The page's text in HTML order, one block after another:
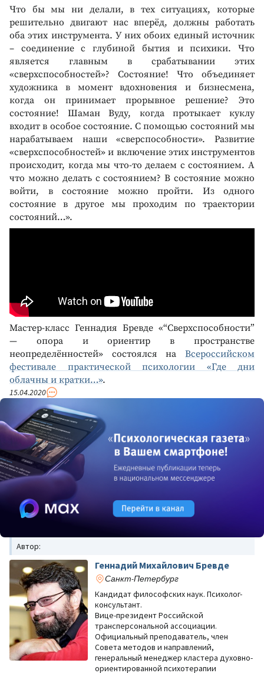
Что бы мы ни делали, в тех ситуациях, которые
решительно двигают нас вперёд, должны работать
оба этих инструмента. У них обоих единый источник
– соединение с глубиной бытия и психики. Что
является главным в срабатывании этих
«сверхспособностей»? Состояние! Что объединяет
художника в момент вдохновения и бизнесмена,
когда он принимает прорывное решение? Это
состояние! Шаман Вуду, когда протыкает куклу
входит в особое состояние. С помощью состояний мы
нарабатываем наши «сверспособности». Развитие
«сверхспособностей» и включение этих инструментов
происходит, когда мы что-то делаем с состоянием. А
что можно делать с состоянием? В состояние можно
войти, в состояние можно пройти. Из одного
состояние в другое мы проходим по траектории
состояний…».
Мастер-класс Геннадия Бревде «“Сверхспособности”
— опора и ориентир в пространстве
неопределённостей» состоялся на Всероссийском
фестивале практической психологии «Где дни
облачны и кратки…».
15.04.2020
Автор:
Геннадий Михайлович Бревде
Санкт-Петербург
Кандидат философских наук. Психолог-
консультант.
Вице-президент Российской
трансперсональной ассоциации.
Официальный преподаватель, член
Совета методов и направлений,
генеральный менеджер кластера духовно-
ориентированной психотерапии